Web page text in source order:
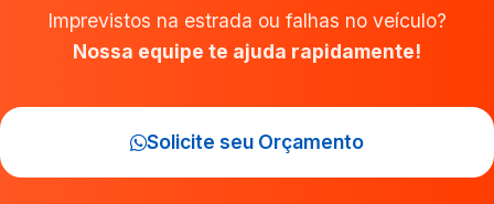
Imprevistos na estrada ou falhas no veículo?
Nossa equipe te ajuda rapidamente!
Solicite seu Orçamento